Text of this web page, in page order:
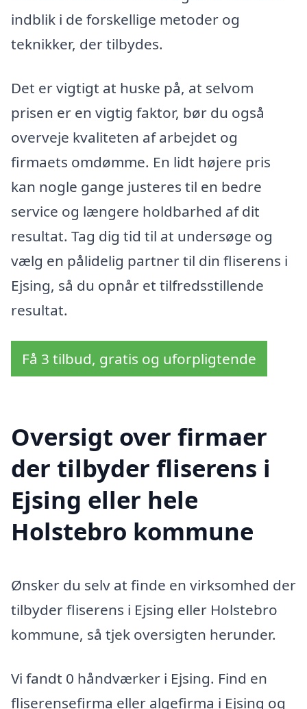
indblik i de forskellige metoder og
teknikker, der tilbydes.
Det er vigtigt at huske på, at selvom
prisen er en vigtig faktor, bør du også
overveje kvaliteten af arbejdet og
firmaets omdømme. En lidt højere pris
kan nogle gange justeres til en bedre
service og længere holdbarhed af dit
resultat. Tag dig tid til at undersøge og
vælg en pålidelig partner til din fliserens i
Ejsing, så du opnår et tilfredsstillende
resultat.
Få 3 tilbud, gratis og uforpligtende
Oversigt over firmaer
der tilbyder fliserens i
Ejsing eller hele
Holstebro kommune
Ønsker du selv at finde en virksomhed der
tilbyder fliserens i Ejsing eller Holstebro
kommune, så tjek oversigten herunder.
Vi fandt 0 håndværker i Ejsing. Find en
fliserensefirma eller algefirma i Ejsing og